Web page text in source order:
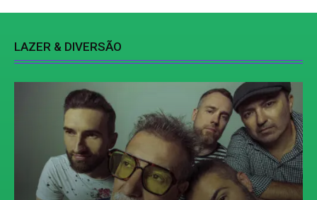
LAZER & DIVERSÃO